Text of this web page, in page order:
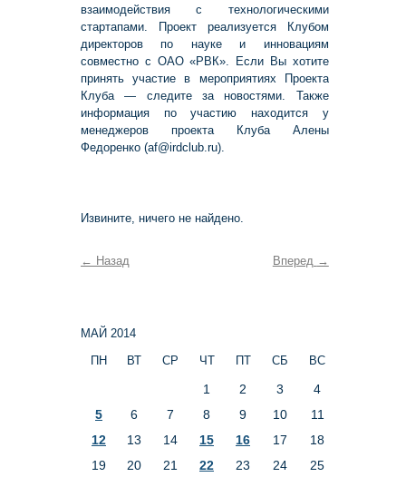
взаимодействия с технологическими
стартапами. Проект реализуется Клубом
директоров по науке и инновациям
совместно с ОАО «РВК». Если Вы хотите
принять участие в мероприятиях Проекта
Клуба — следите за новостями. Также
информация по участию находится у
менеджеров проекта Клуба Алены
Федоренко (af@irdclub.ru).
Извините, ничего не найдено.
← Назад Вперед →
МАЙ 2014
ПН
ВТ СР ЧТ ПТ СБ ВС
1 2 3
4
5
6 7 8 9 10
11
12
13 14 15 16 17
18
19
20 21 22 23 24
25